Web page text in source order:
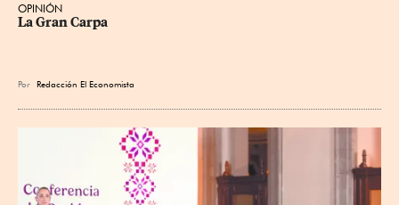
OPINIÓN
La Gran Carpa
Por Redacción El Economista